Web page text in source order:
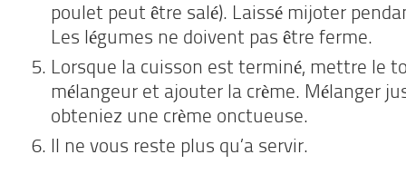
poulet peut être salé). Laissé mijoter
Les légumes ne doivent pas être ferme.
Lorsque la cuisson est terminé, mettre le
mélangeur et ajouter la crème. Mélanger
obteniez une crème onctueuse.
Il ne vous reste plus qu’a servir.